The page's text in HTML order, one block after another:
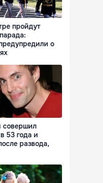
пройдут
о
совершил
53 года и
развода,